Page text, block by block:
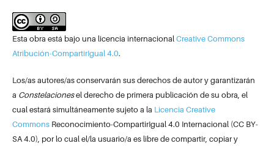
Esta obra está bajo una licencia internacional Creative Commons
Atribución-CompartirIgual 4.0.
Los/as autores/as conservarán sus derechos de autor y garantizarán
a Constelacionesel derecho de primera publicación de su obra, el
cual estará simultáneamente sujeto a la Licencia Creative
Commons Reconocimiento-CompartirIgual 4.0 Internacional (CC BY-
SA 4.0), por lo cual el/la usuario/a es libre de compartir, copiar y